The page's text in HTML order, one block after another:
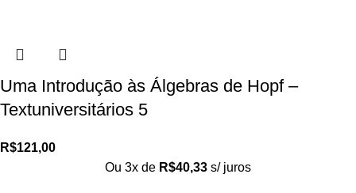
Uma Introdução às Álgebras de Hopf –
Textuniversitários 5
R$121,00
Ou 3x de R$40,33 s/ juros